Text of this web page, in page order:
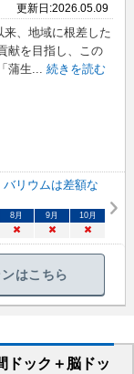
更新日:2026.05.09
来、地域に根差した
献を目指し、この
蒲生... 続きを読む
リウムは差額な
8月 9月 10月
× × ×
はこちら
ドック＋脳ドッ